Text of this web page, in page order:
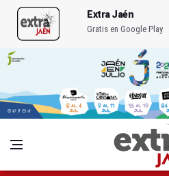
Extra Jaén
Gratis en Google Play